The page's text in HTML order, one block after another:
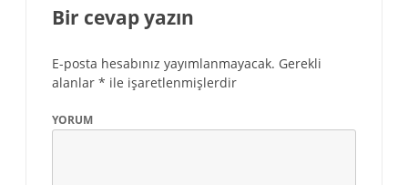
Bir cevap yazın
E-posta hesabınız yayımlanmayacak. Gerekli
alanlar * ile işaretlenmişlerdir
YORUM